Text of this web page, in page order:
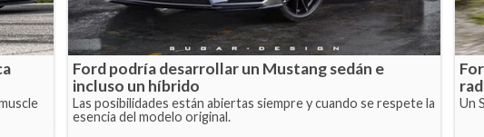
Ford podría desarrollar un Mustang sedán e
incluso un híbrido
Las posibilidades están abiertas siempre y cuando se respete la
esencia del modelo original.
Un